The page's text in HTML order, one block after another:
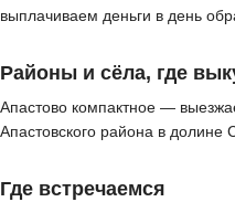
выплачиваем деньги в день
Районы и сёла, где
Апастово компактное —
Апастовского района в долине
Где встречаемся